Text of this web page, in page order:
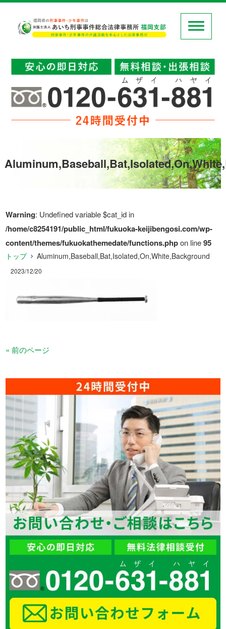
Warning: Undefined variable $cat_id in
/home/c8254191/public_html/fukuoka-keijibengosi.com/wp-
content/themes/fukuokathemedate/functions.phpon line95
トップ Aluminum,Baseball,Bat,Isolated,On,White,Background
2023/12/20
« 前のページ